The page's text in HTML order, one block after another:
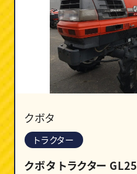
クボタ
トラクター
クボタ トラクター GL25